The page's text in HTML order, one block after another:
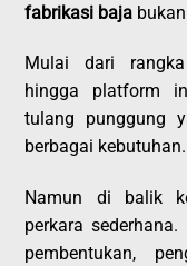
fabrikasi baja
Mulai dari
hingga platform
tulang punggung
berbagai kebutuhan.
Namun di balik
perkara
pembentukan,